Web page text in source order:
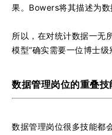
果。Bowers将其描述为数
所以，在对统计数据一无
模型“确实需要一位博士级
数据管理岗位的重叠技
数据管理岗位很多技能都